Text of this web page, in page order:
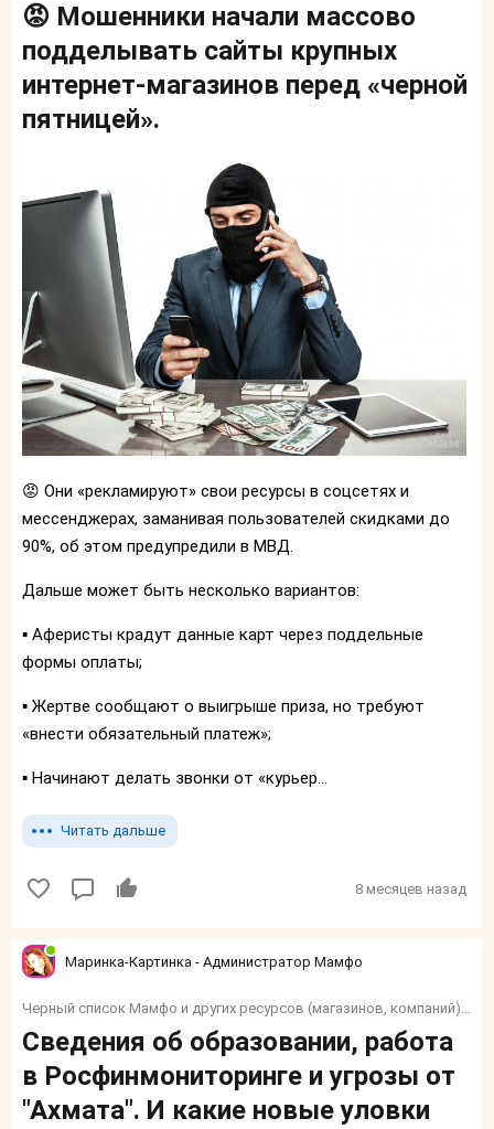
😡 Мошенники начали массово
подделывать сайты крупных
интернет-магазинов перед «черной
пятницей».
😡 Они «рекламируют» свои ресурсы в соцсетях и
мессенджерах, заманивая пользователей скидками до
90%, об этом предупредили в МВД.
Дальше может быть несколько вариантов:
▪️ Аферисты крадут данные карт через поддельные
формы оплаты;
▪️ Жертве сообщают о выигрыше приза, но требуют
«внести обязательный платеж»;
▪️ Начинают делать звонки от «курьер...
Читать дальше
8 месяцев назад
Маринка-Картинка - Администратор Мамфо
Черный список Мамфо и других ресурсов (магазинов, компаний) и тп.
Сведения об образовании, работа
в Росфинмониторинге и угрозы от
"Ахмата". И какие новые уловки